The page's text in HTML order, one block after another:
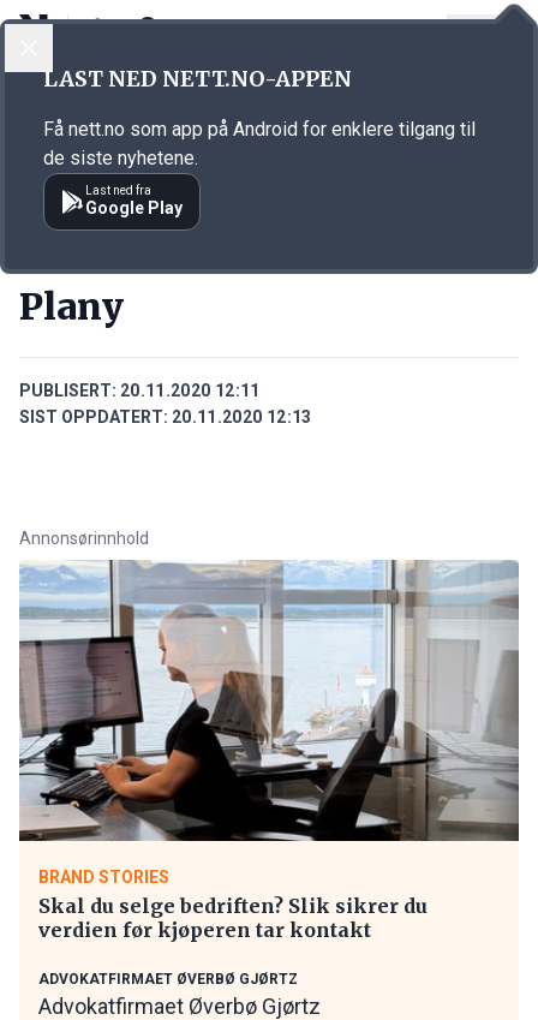
Annonsørinnhold
Plany
PUBLISERT: 20.11.2020 12:11
SIST OPPDATERT: 20.11.2020 12:13
Annonsørinnhold
BRAND STORIES
Skal du selge bedriften? Slik sikrer du
verdien før kjøperen tar kontakt
ADVOKATFIRMAET ØVERBØ GJØRTZ
Advokatfirmaet Øverbø Gjørtz
LAST NED NETT.NO-APPEN
Få nett.no som app på Android for enklere tilgang til
de siste nyhetene.
Last ned fra
Google Play